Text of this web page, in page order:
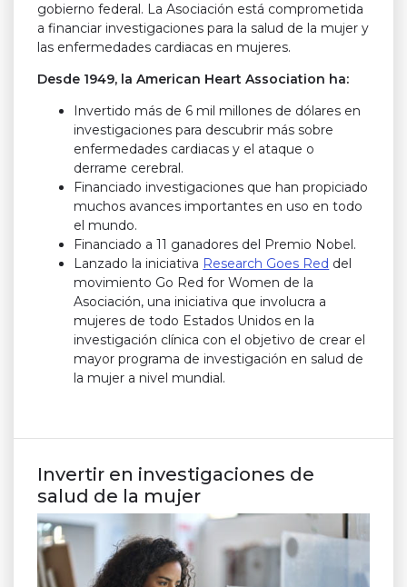
gobierno federal. La Asociación está comprometida
a financiar investigaciones para la salud de la mujer y
las enfermedades cardiacas en mujeres.
Desde 1949, la American Heart Association ha:
Invertido más de 6 mil millones de dólares en
investigaciones para descubrir más sobre
enfermedades cardiacas y el ataque o
derrame cerebral.
Financiado investigaciones que han propiciado
muchos avances importantes en uso en todo
el mundo.
Financiado a 11 ganadores del Premio Nobel.
Lanzado la iniciativa Research Goes Red del
movimiento Go Red for Women de la
Asociación, una iniciativa que involucra a
mujeres de todo Estados Unidos en la
investigación clínica con el objetivo de crear el
mayor programa de investigación en salud de
la mujer a nivel mundial.
Invertir en investigaciones de
salud de la mujer